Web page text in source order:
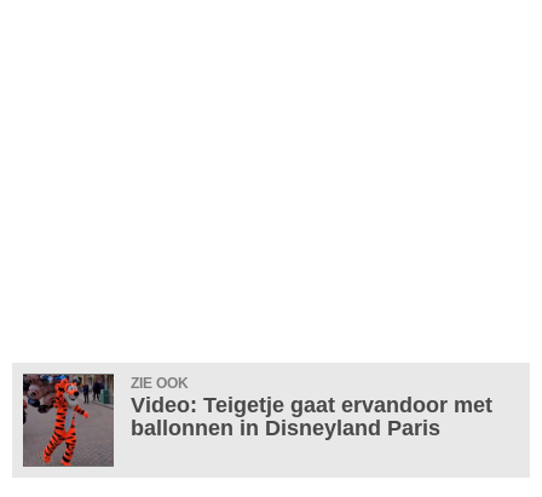
ZIE OOK
Video: Teigetje gaat ervandoor met
ballonnen in Disneyland Paris